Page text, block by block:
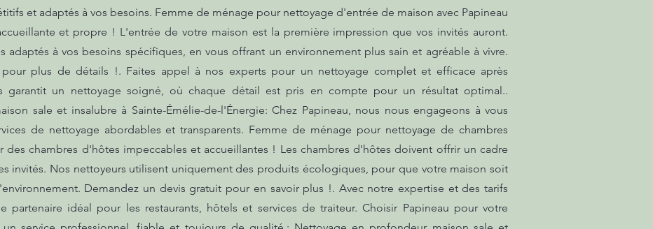
et adaptés à vos besoins. Femme de ménage pour nettoyage d'entrée de maison avec Papineau
et propre ! L'entrée de votre maison est la première impression que vos invités auront.
adaptés à vos besoins spécifiques, en vous offrant un environnement plus sain et agréable à vivre.
plus de détails !. Faites appel à nos experts pour un nettoyage complet et efficace après
garantit un nettoyage soigné, où chaque détail est pris en compte pour un résultat optimal..
sale et insalubre à Sainte-Émélie-de-l'Énergie: Chez Papineau, nous nous engageons à vous
de nettoyage abordables et transparents. Femme de ménage pour nettoyage de chambres
des chambres d'hôtes impeccables et accueillantes ! Les chambres d'hôtes doivent offrir un cadre
invités. Nos nettoyeurs utilisent uniquement des produits écologiques, pour que votre maison soit
Demandez un devis gratuit pour en savoir plus !. Avec notre expertise et des tarifs
partenaire idéal pour les restaurants, hôtels et services de traiteur. Choisir Papineau pour votre